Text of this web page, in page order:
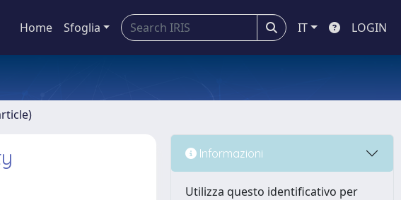
Home Sfoglia IT LOGIN
Informazioni
Utilizza questo identificativo per